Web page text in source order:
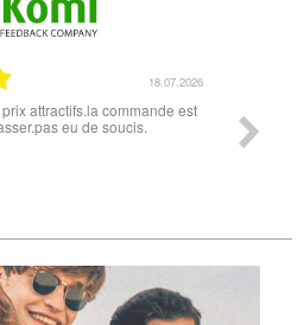
18.07.2026
attractifs.la commande est
eu de soucis.